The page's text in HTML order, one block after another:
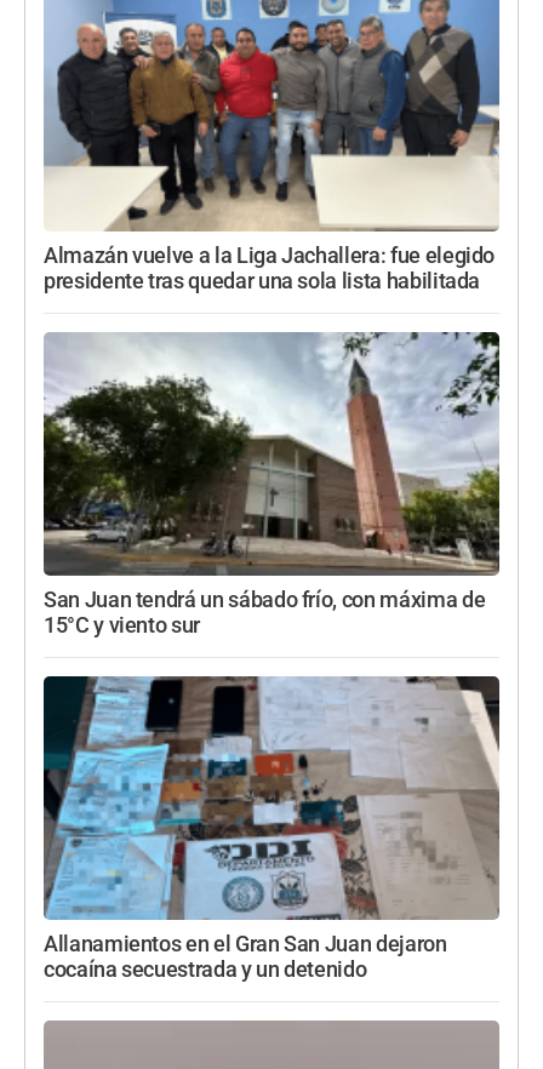
Almazán vuelve a la Liga Jachallera: fue elegido
presidente tras quedar una sola lista habilitada
San Juan tendrá un sábado frío, con máxima de
15°C y viento sur
Allanamientos en el Gran San Juan dejaron
cocaína secuestrada y un detenido